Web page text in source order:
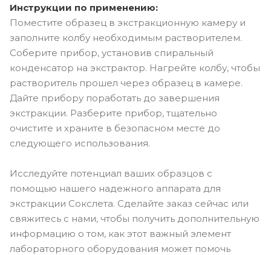
Инструкции по применению:
Поместите образец в экстракционную камеру и
заполните колбу необходимым растворителем.
Соберите прибор, установив спиральный
конденсатор на экстрактор. Нагрейте колбу, чтобы
растворитель прошел через образец в камере.
Дайте прибору поработать до завершения
экстракции. Разберите прибор, тщательно
очистите и храните в безопасном месте до
следующего использования.
Исследуйте потенциал ваших образцов с
помощью нашего надежного аппарата для
экстракции Сокслета. Сделайте заказ сейчас или
свяжитесь с нами, чтобы получить дополнительную
информацию о том, как этот важный элемент
лабораторного оборудования может помочь